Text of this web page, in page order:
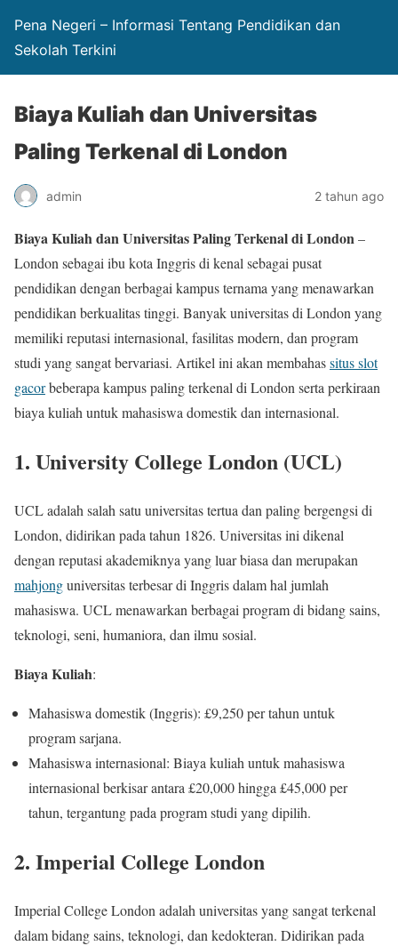
Pena Negeri – Informasi Tentang Pendidikan dan
Sekolah Terkini
Biaya Kuliah dan Universitas
Paling Terkenal di London
admin 2 tahun ago
Biaya Kuliah dan Universitas Paling Terkenal di London–
London sebagai ibu kota Inggris di kenal sebagai pusat
pendidikan dengan berbagai kampus ternama yang menawarkan
pendidikan berkualitas tinggi. Banyak universitas di London yang
memiliki reputasi internasional, fasilitas modern, dan program
studi yang sangat bervariasi. Artikel ini akan membahassitus slot
gacorbeberapa kampus paling terkenal di London serta perkiraan
biaya kuliah untuk mahasiswa domestik dan internasional.
1. University College London (UCL)
UCL adalah salah satu universitas tertua dan paling bergengsi di
London, didirikan pada tahun 1826. Universitas ini dikenal
dengan reputasi akademiknya yang luar biasa dan merupakan
mahjonguniversitas terbesar di Inggris dalam hal jumlah
mahasiswa. UCL menawarkan berbagai program di bidang sains,
teknologi, seni, humaniora, dan ilmu sosial.
Biaya Kuliah:
Mahasiswa domestik (Inggris): £9,250 per tahun untuk
program sarjana.
Mahasiswa internasional: Biaya kuliah untuk mahasiswa
internasional berkisar antara £20,000 hingga £45,000 per
tahun, tergantung pada program studi yang dipilih.
2. Imperial College London
Imperial College London adalah universitas yang sangat terkenal
dalam bidang sains, teknologi, dan kedokteran. Didirikan pada